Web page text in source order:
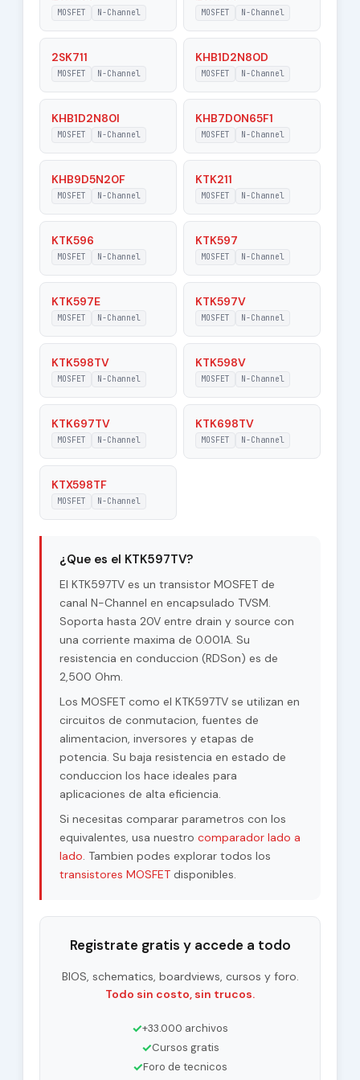
State Resistance
2500 Ohm
MOSFET N-Channel MOSFET N-Channel
2SK711
MOSFET N-Channel
KHB1D2N80D
MOSFET N-Channel
KHB1D2N80I
MOSFET N-Channel
KHB7D0N65F1
MOSFET N-Channel
KHB9D5N20F
MOSFET N-Channel
KTK211
MOSFET N-Channel
KTK596
MOSFET N-Channel
KTK597
MOSFET N-Channel
KTK597E
MOSFET N-Channel
KTK597V
MOSFET N-Channel
KTK598TV
MOSFET N-Channel
KTK598V
MOSFET N-Channel
KTK697TV
MOSFET N-Channel
KTK698TV
MOSFET N-Channel
KTX598TF
MOSFET N-Channel
¿Que es el KTK597TV?
El KTK597TV es un transistor MOSFET de
canal N-Channel en encapsulado TVSM.
Soporta hasta 20V entre drain y source con
una corriente maxima de 0.001A. Su
resistencia en conduccion (RDSon) es de
2,500 Ohm.
Los MOSFET como el KTK597TV se utilizan en
circuitos de conmutacion, fuentes de
alimentacion, inversores y etapas de
potencia. Su baja resistencia en estado de
conduccion los hace ideales para
aplicaciones de alta eficiencia.
Si necesitas comparar parametros con los
equivalentes, usa nuestro comparador lado a
lado. Tambien podes explorar todos los
transistores MOSFETdisponibles.
Registrate gratis y accede a todo
BIOS, schematics, boardviews, cursos y foro.
Todo sin costo, sin trucos.
✓+33.000 archivos
✓Cursos gratis
✓Foro de tecnicos